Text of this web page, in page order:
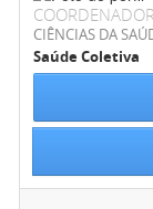
CIÊNCIAS DA
Saúde Coletiva